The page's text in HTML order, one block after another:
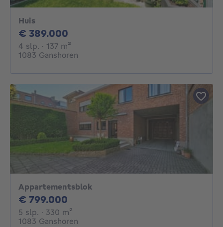
Huis
€ 389.000
4 slp. 4 slaapkamers
· 137 m²
1083 Ganshoren
Appartementsblok
€ 799.000
5 slp. 5 slaapkamers
· 330 m²
1083 Ganshoren